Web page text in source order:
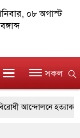
০৮ অগাস্ট
সকল
হত্যাকাণ্ডের